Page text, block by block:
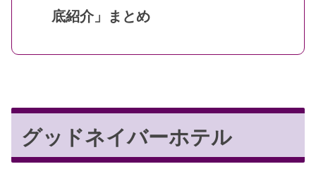
底紹介」まとめ
グッドネイバーホテル